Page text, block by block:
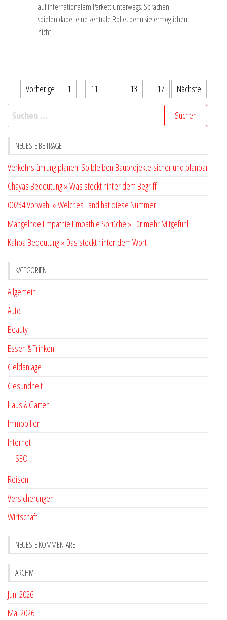
auf internationalem Parkett unterwegs. Sprachen
spielen dabei eine zentrale Rolle, denn sie ermöglichen
nicht…
Seitennummerierung
der
Beiträge
Vorherige 1 … 11 13 … 17
Nächste
Suchen
nach:
NEUESTE BEITRÄGE
Verkehrsführung planen: So bleiben Bauprojekte sicher und planbar
Chayas Bedeutung » Was steckt hinter dem Begriff
00234 Vorwahl » Welches Land hat diese Nummer
Mangelnde Empathie Empathie Sprüche » Für mehr Mitgefühl
Kahba Bedeutung » Das steckt hinter dem Wort
KATEGORIEN
Allgemein
Auto
Beauty
Essen & Trinken
Geldanlage
Gesundheit
Haus & Garten
Immobilien
Internet
SEO
Reisen
Versicherungen
Wirtschaft
NEUESTE KOMMENTARE
ARCHIV
Juni 2026
Mai 2026